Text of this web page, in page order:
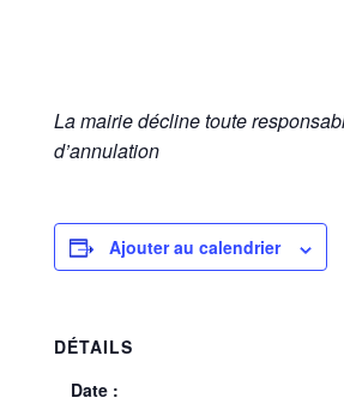
La mairie décline toute
d’annulation
Ajouter au calendrier
DÉTAILS
Date :